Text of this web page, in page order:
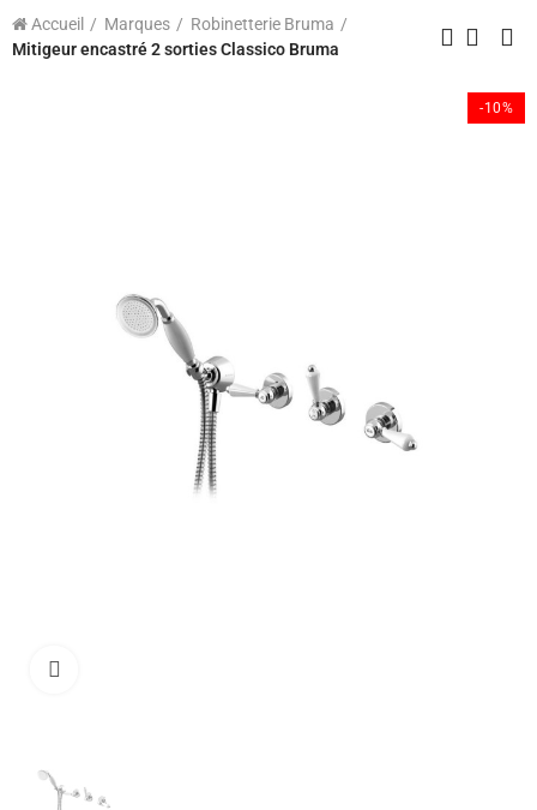
Accueil Marques
Robinetterie Bruma
Mitigeur encastré 2 sorties Classico Bruma
-10%